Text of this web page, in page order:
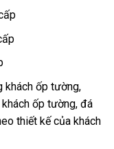
khách ốp tường,
ốp tường, đá
thiết kế của khách